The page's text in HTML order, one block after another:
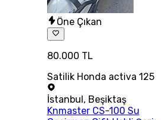
Öne Çıkan
80.000 TL
Satilik Honda activa 125
İstanbul , Beşiktaş
Knmaster CS-100 Su